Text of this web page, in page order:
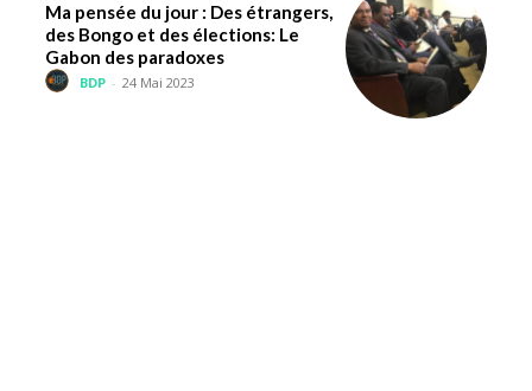
Ma pensée du jour : Des étrangers,
des Bongo et des élections: Le
Gabon des paradoxes
BDP - 24 Mai 2023